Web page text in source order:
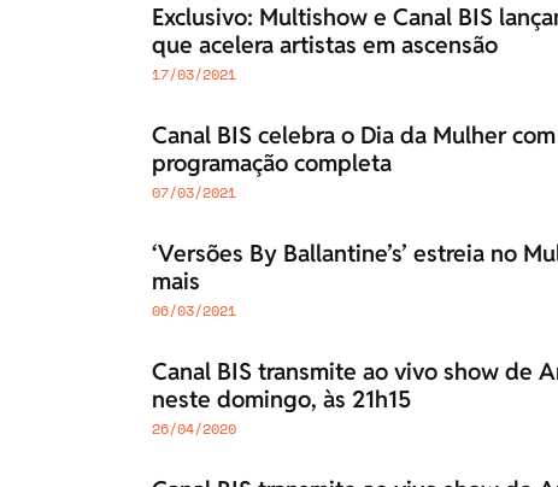
Exclusivo: Multishow e Canal BIS
que acelera artistas em ascensão
17/03/2021
Canal BIS celebra o Dia da Mulher
programação completa
07/03/2021
‘Versões By Ballantine’s’ estreia no
mais
06/03/2021
Canal BIS transmite ao vivo show de
neste domingo, às 21h15
26/04/2020